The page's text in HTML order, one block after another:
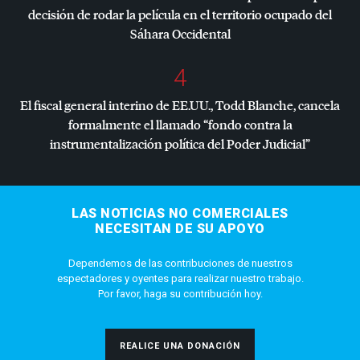
decisión de rodar la película en el territorio ocupado del
Sáhara Occidental
4
El fiscal general interino de EE.UU., Todd Blanche, cancela
formalmente el llamado “fondo contra la
instrumentalización política del Poder Judicial”
LAS NOTICIAS NO COMERCIALES
NECESITAN DE SU APOYO
Dependemos de las contribuciones de nuestros
espectadores y oyentes para realizar nuestro trabajo.
Por favor, haga su contribución hoy.
REALICE UNA DONACIÓN